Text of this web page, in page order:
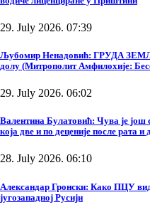
29. July 2026. 07:39
Љубомир Ненадовић: ГРУДА
долу (Митрополит Амфилохије:
29. July 2026. 06:02
Валентина Булатовић: Чува је
која две и по деценије после рата
28. July 2026. 06:10
Александар Гронски: Како ПЦУ
југозападној Русији